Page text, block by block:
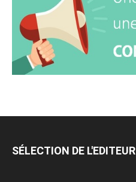
SÉLECTION DE L'EDITEUR